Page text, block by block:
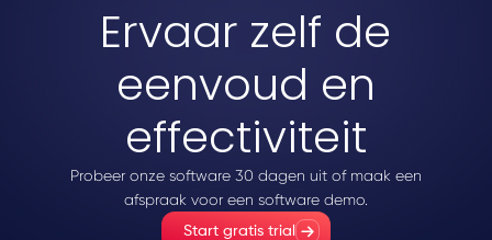
Ervaar zelf de
eenvoud en
effectiviteit
Probeer onze software 30 dagen uit of maak een
afspraak voor een software demo.
Start gratis trial